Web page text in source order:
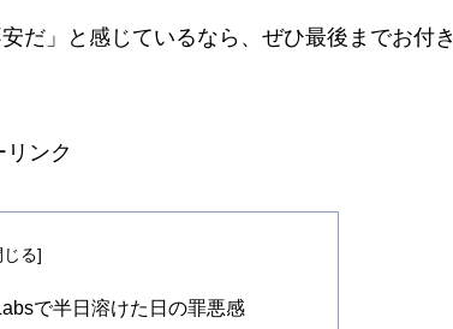
だ」と感じているなら、ぜひ最後までお付き
リンク
で半日溶けた日の罪悪感